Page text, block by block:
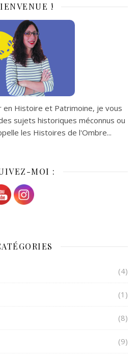
!
Histoire et Patrimoine, je vous
sujets historiques méconnus ou
les Histoires de l'Ombre...
MOI :
(4)
(1)
(8)
(9)